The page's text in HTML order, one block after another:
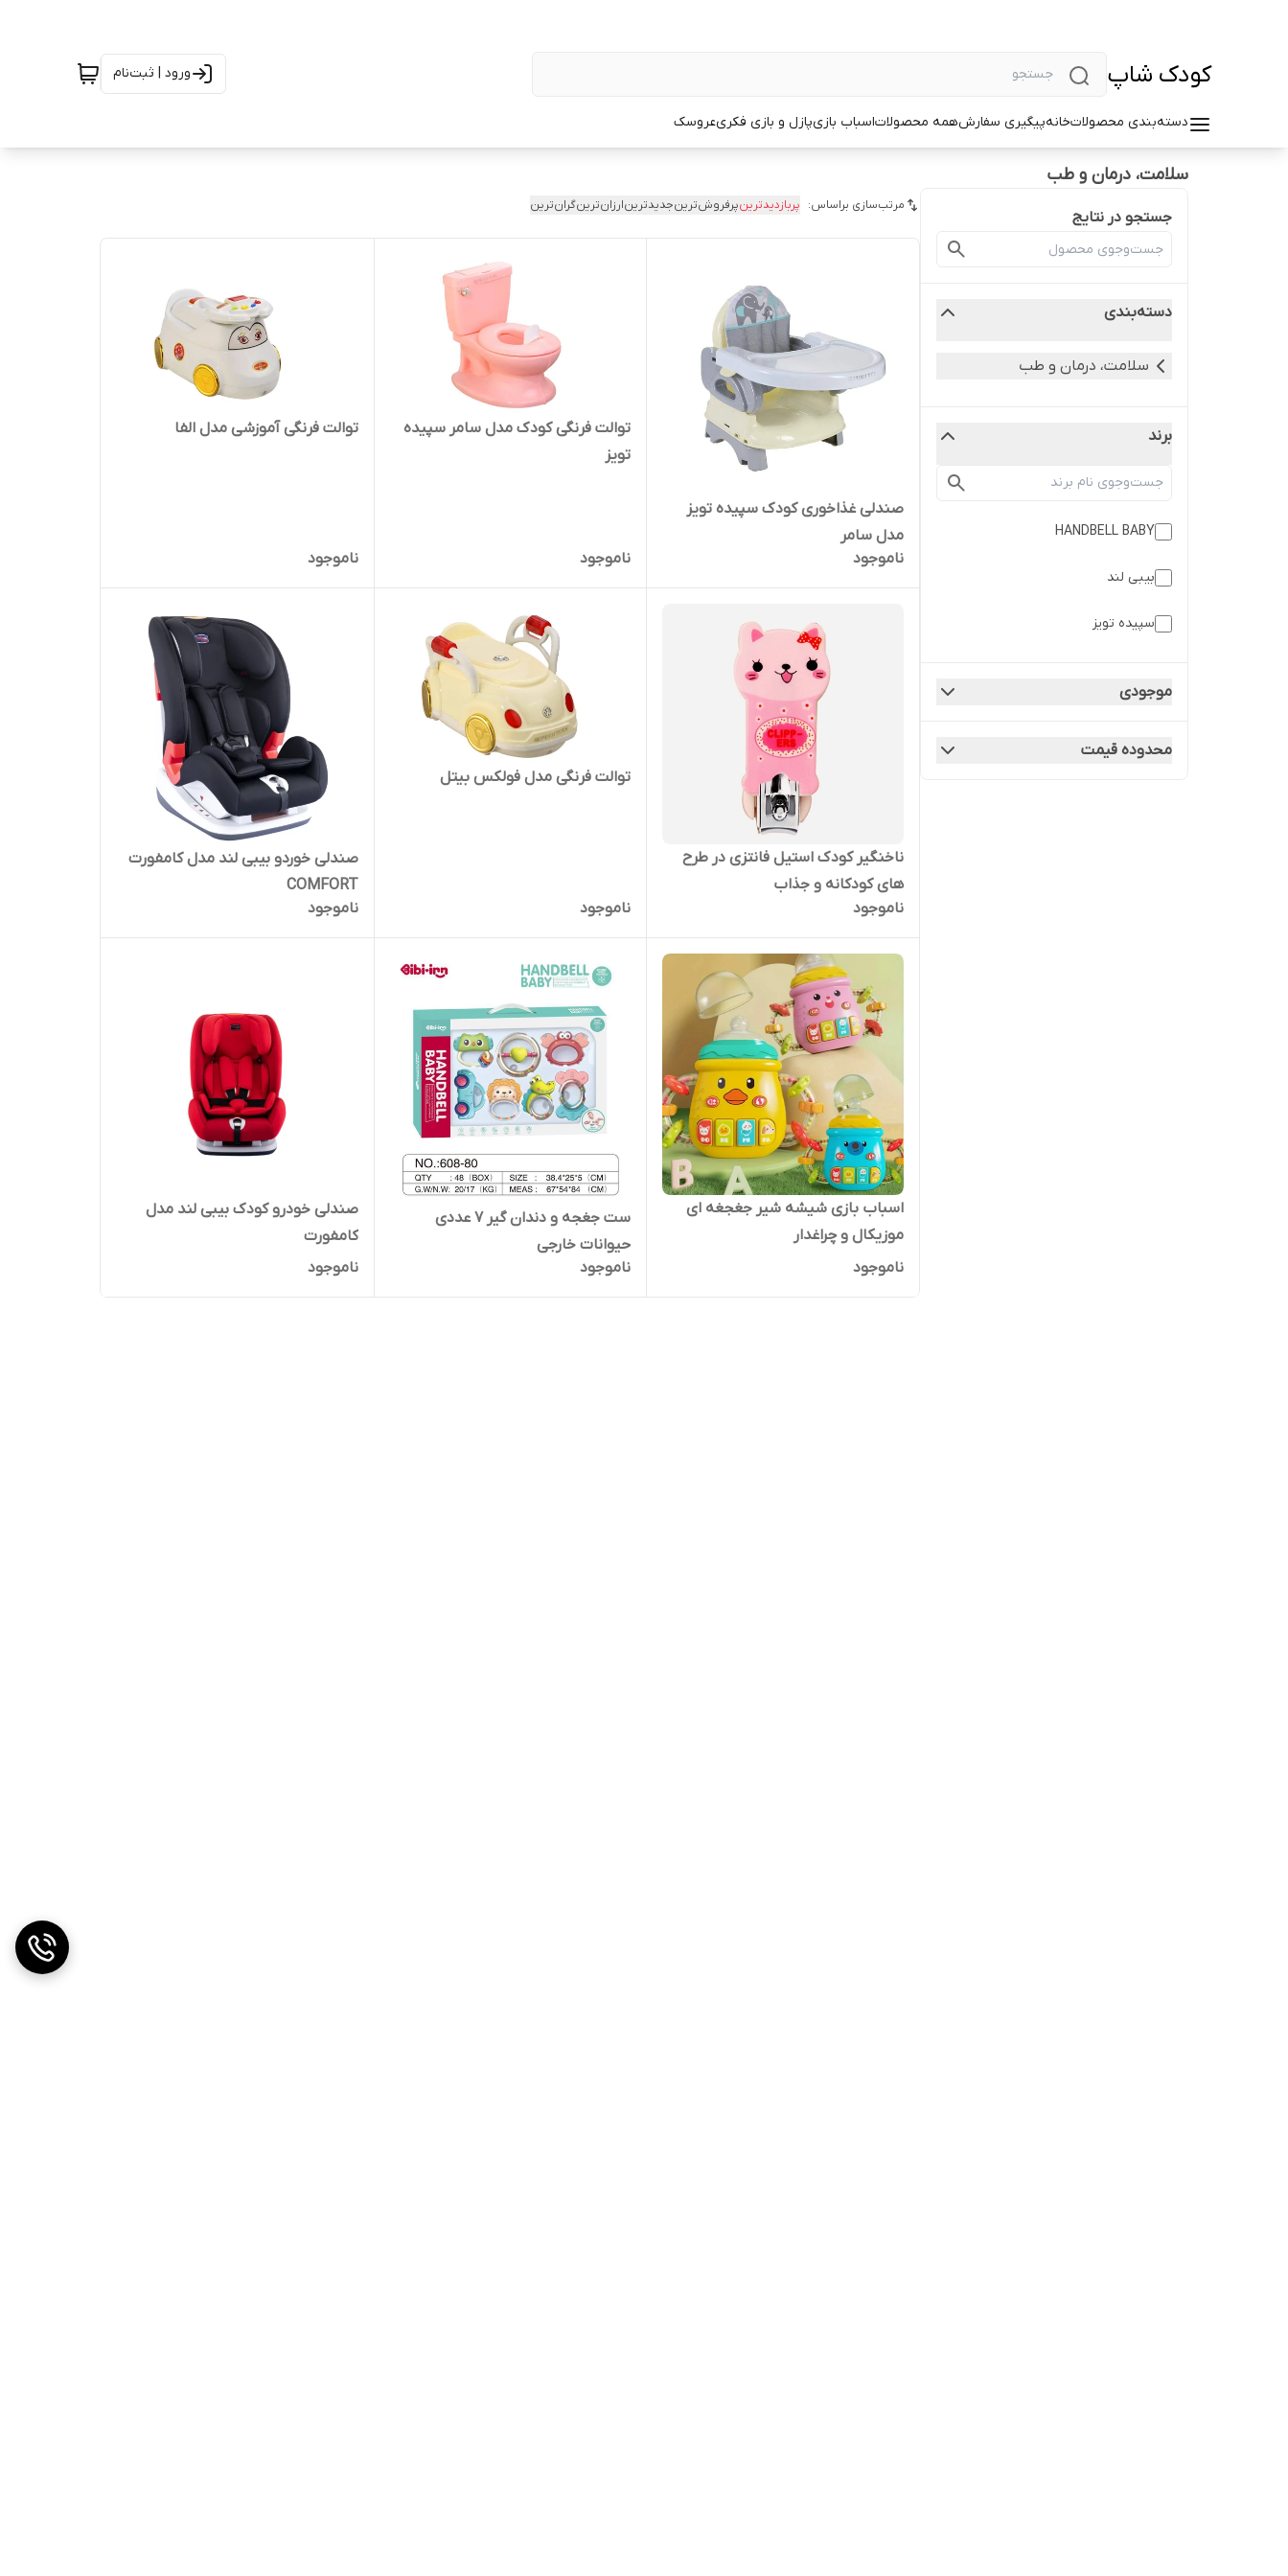
کودک شاپ ورود | ثبت‌نام
دسته‌بندی محصولاتخانهپیگیری سفارشهمه محصولاتاسباب بازیپازل و بازی فکریعروسک
سلامت، درمان و طب
جستجو در نتایج
دسته‌بندی
سلامت، درمان و طب
برند
HANDBELL BABY
بیبی لند
سپیده تویز
موجودی
محدوده قیمت
مرتب‌سازی براساس: پربازدیدترینپرفروش‌ترینجدیدترینارزان‌ترینگران‌ترین
صندلی غذاخوری کودک سپیده تویز
مدل سامر
ناموجود
توالت فرنگی کودک مدل سامر سپیده
تویز
ناموجود
توالت فرنگی آموزشی مدل الفا
ناموجود
ناخنگیر کودک استیل فانتزی در طرح
های کودکانه و جذاب
ناموجود
توالت فرنگی مدل فولکس بیتل
ناموجود
صندلی خوردو بیبی لند مدل کامفورت
COMFORT
ناموجود
اسباب بازی شیشه شیر جغجغه ای
موزیکال و چراغدار
ناموجود
ست جغجه و دندان گیر ۷ عددی
حیوانات خارجی
ناموجود
صندلی خودرو کودک بیبی لند مدل
کامفورت
ناموجود